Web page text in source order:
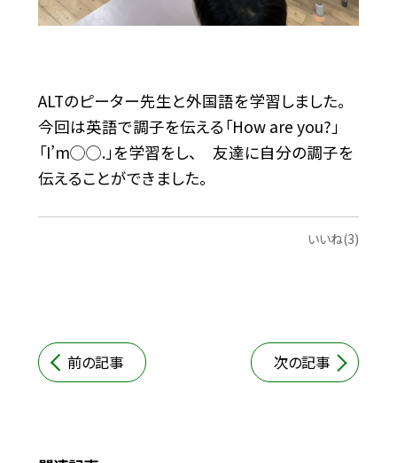
ALTのピーター先生と外国語を学習しました。
今回は英語で調子を伝える「How are you?」
「I’m◯◯.」を学習をし、 友達に自分の調子を
伝えることができました。
いいね(3)
前の記事 次の記事